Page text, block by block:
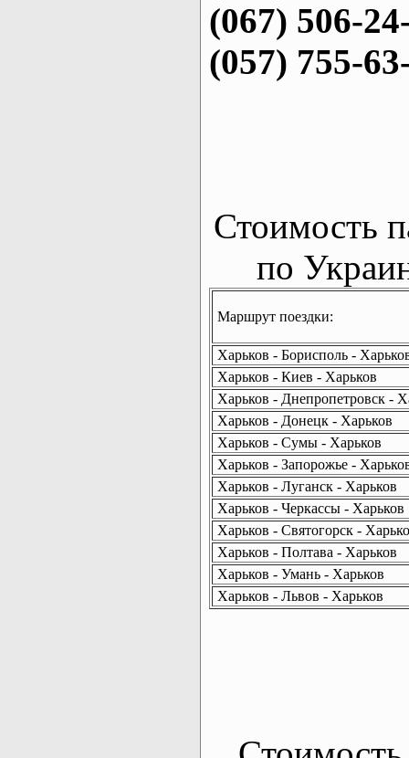
(067) 506-
(057) 755-
Стоимость
по
Маршрут поездки:
Харьков - Борисполь -
Харьков - Киев - Харьков
Харьков - Днепропетровск -
Харьков - Донецк - Харьков
Харьков - Сумы - Харьков
Харьков - Запорожье -
Харьков - Луганск - Харьков
Харьков - Черкассы - Харьков
Харьков - Святогорск -
Харьков - Полтава - Харьков
Харьков - Умань - Харьков
Харьков - Львов - Харьков